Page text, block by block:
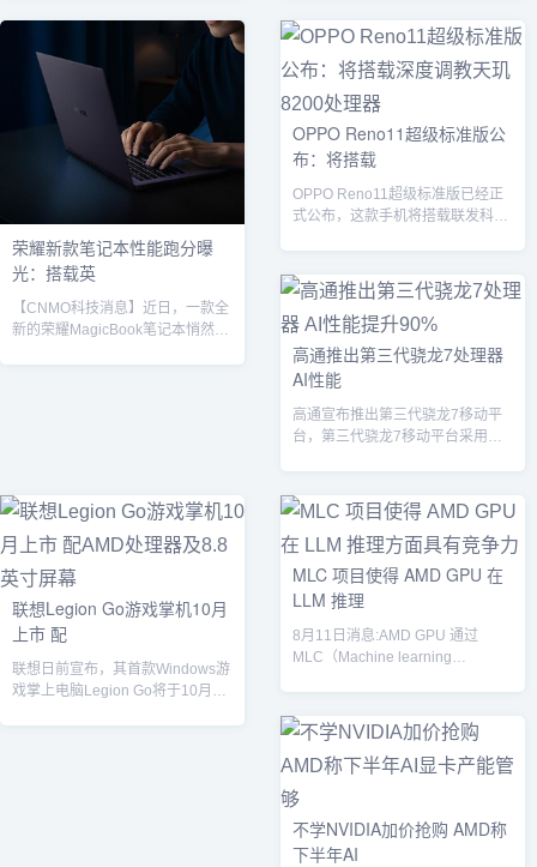
品，旨在全面对标并挑战英伟达在
人工智能领域的领先地位。公司数
据中心部门负责人福里斯特·诺罗德
（Forrest Norrod）强调，MI450
将是AMD真正实现“全方位领导力”
的一代产品。诺罗德表示，MI450
的研发是AMD长期战略布局的最终
体现。此前，MI...
耀笔记本X14 Plus其中，荣耀笔记
本X14 Plus搭载14英寸2.8K分辨率
屏幕（2880×1800），支持120Hz
高刷、430nits高亮度及100%
sRGB色域，搭配雾面防眩光设
计，兼顾色彩表现与长时间护眼需
求。性能方面，其搭载英特尔酷睿
荣耀新款笔记本性能跑分曝
光：搭载英
【CNMO科技消息】近日，一款全
新的荣耀MagicBook笔记本悄然现
中，该笔记本获得了2244分，而在
多核性能测试中，更是取得了8852
分的好成绩。在GPU性能方面，...
OPPO Reno11超级标准版公
布：将搭载
OPPO Reno11超级标准版已经正
式公布，这款手机将搭载联发科深
高通推出第三代骁龙7处理器
AI性能
高通宣布推出第三代骁龙7移动平
台，第三代骁龙7移动平台采用了
联想Legion Go游戏掌机10月
上市 配
联想日前宣布，其首款Windows游
戏掌上电脑Legion Go将于10月正
MLC 项目使得 AMD GPU 在
LLM 推理
8月11日消息:AMD GPU 通过
MLC（Machine learning
不学NVIDIA加价抢购 AMD称
下半年AI